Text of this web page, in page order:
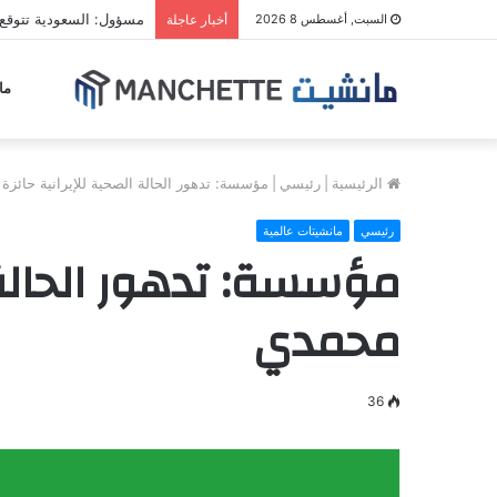
السبت, أغسطس 8 2026 أخبار عاجلة مسؤول: السعودية
الرئيسية رئيسي مؤسسة: تدهور الحالة الصحية للإيرانية
رئيسي مانشيتات عالمية
مؤسسة: تدهور
محمدي
36